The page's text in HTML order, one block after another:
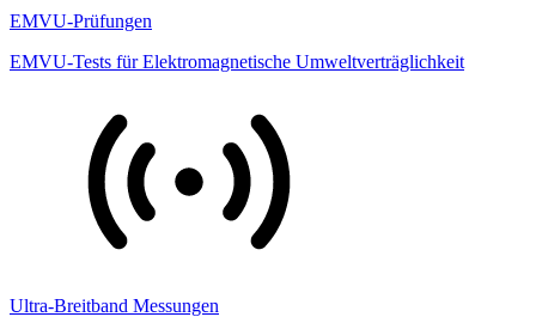
EMVU-Prüfungen
EMVU-Tests für Elektromagnetische Umweltverträglichkeit
Ultra-Breitband Messungen